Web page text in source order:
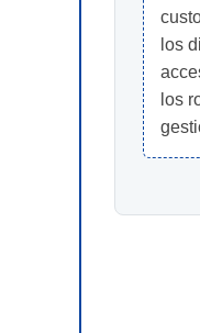
los
los